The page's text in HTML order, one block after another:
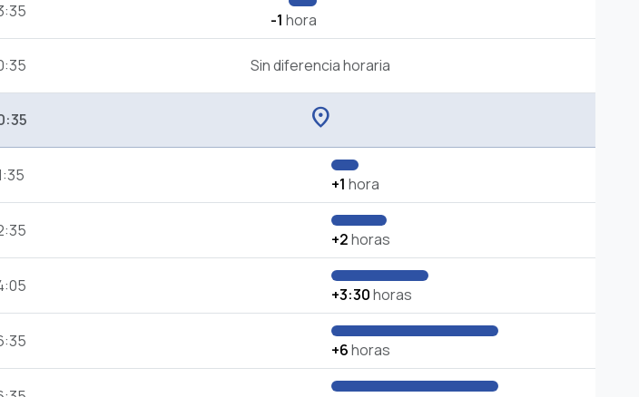
-1 hora
Sin diferencia horaria
location_on
+1 hora
+2horas
+3:30horas
+6horas